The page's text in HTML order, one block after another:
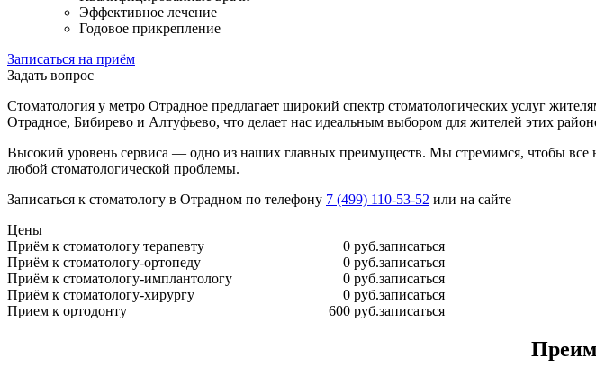
Эффективное лечение
Годовое прикрепление
Записаться на приём
Задать вопрос
Стоматология у метро Отрадное предлагает широкий спектр стоматологических услуг
Отрадное, Бибирево и Алтуфьево, что делает нас идеальным выбором для жителей этих
Высокий уровень сервиса — одно из наших главных преимуществ. Мы стремимся, чтобы
любой стоматологической проблемы.
Записаться к стоматологу в Отрадном по телефону 7 (499) 110-53-52 или на сайте
Цены
Приём к стоматологу терапевту
0 руб.записаться
Приём к стоматологу-ортопеду
0 руб.записаться
Приём к стоматологу-имплантологу
0 руб.записаться
Приём к стоматологу-хирургу
0 руб.записаться
Прием к ортодонту
600 руб.записаться